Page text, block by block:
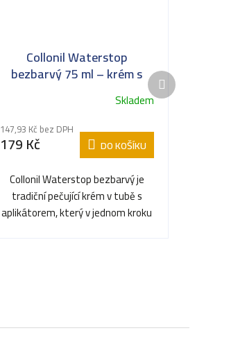
Collonil Waterstop
bezbarvý 75 ml – krém s
impregnací na kůžiSkladem
147,93 Kč bez DPH
179 Kč DO KOŠÍKU
Collonil Waterstop bezbarvý je
tradiční pečující krém v tubě s
aplikátorem, který v jednom kroku
Další
produkt